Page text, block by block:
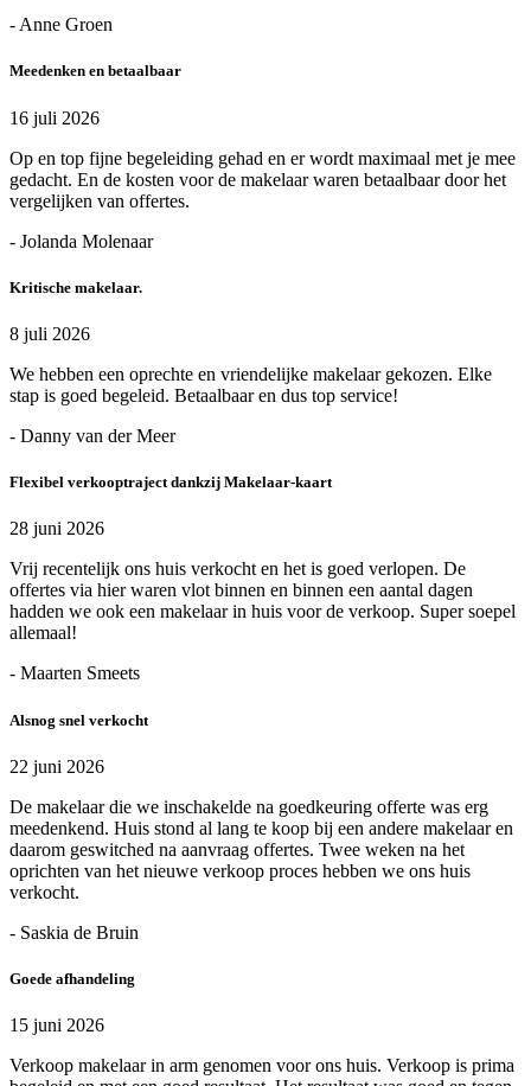
- Anne Groen
Meedenken en betaalbaar
16 juli 2026
Op en top fijne begeleiding gehad en er wordt maximaal met je mee
gedacht. En de kosten voor de makelaar waren betaalbaar door het
vergelijken van offertes.
- Jolanda Molenaar
Kritische makelaar.
8 juli 2026
We hebben een oprechte en vriendelijke makelaar gekozen. Elke
stap is goed begeleid. Betaalbaar en dus top service!
- Danny van der Meer
Flexibel verkooptraject dankzij Makelaar-kaart
28 juni 2026
Vrij recentelijk ons huis verkocht en het is goed verlopen. De
offertes via hier waren vlot binnen en binnen een aantal dagen
hadden we ook een makelaar in huis voor de verkoop. Super soepel
allemaal!
- Maarten Smeets
Alsnog snel verkocht
22 juni 2026
De makelaar die we inschakelde na goedkeuring offerte was erg
meedenkend. Huis stond al lang te koop bij een andere makelaar en
daarom geswitched na aanvraag offertes. Twee weken na het
oprichten van het nieuwe verkoop proces hebben we ons huis
verkocht.
- Saskia de Bruin
Goede afhandeling
15 juni 2026
Verkoop makelaar in arm genomen voor ons huis. Verkoop is prima